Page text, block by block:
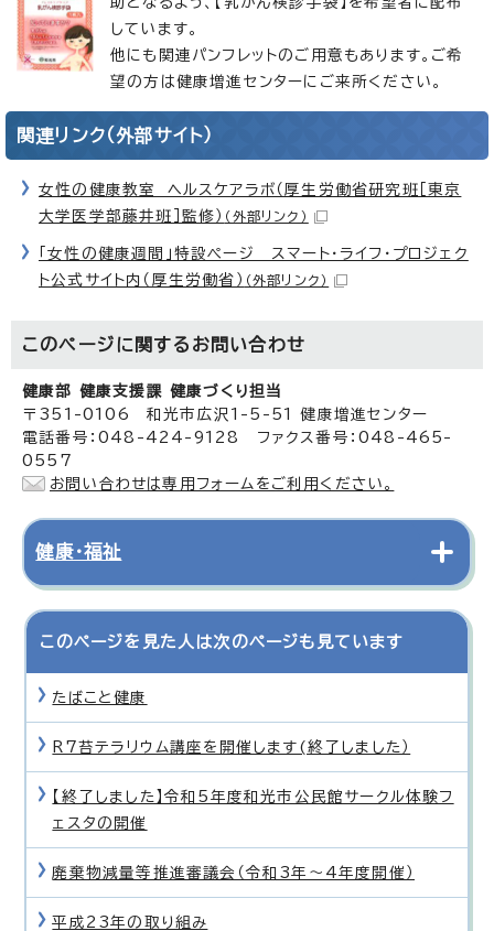
しています。
他にも関連パンフレットのご用意もあります。ご希
望の方は健康増進センターにご来所ください。
関連リンク（外部サイト）
女性の健康教室 ヘルスケアラボ（厚生労働省研究班［東京
大学医学部藤井班］監修） （外部リンク）
「女性の健康週間」特設ページ スマート・ライフ・プロジェク
ト公式サイト内（厚生労働省） （外部リンク）
このページに関する お問い合わせ
健康部 健康支援課 健康づくり担当
〒351-0106 和光市広沢1-5-51 健康増進センター
電話番号：048-424-9128 ファクス番号：048-465-
0557
お問い合わせは専用フォームをご利用ください。
健康・福祉
このページを見た人は次のページも見ています
たばこと健康
R7苔テラリウム講座を開催します(終了しました）
【終了しました】令和5年度和光市公民館サークル体験フ
ェスタの開催
廃棄物減量等推進審議会（令和3年〜4年度開催）
平成23年の取り組み